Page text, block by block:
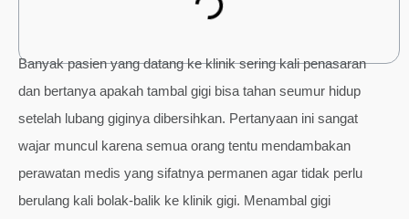
Banyak pasien yang datang ke klinik sering kali penasaran
dan bertanya apakah tambal gigi bisa tahan seumur hidup
setelah lubang giginya dibersihkan. Pertanyaan ini sangat
wajar muncul karena semua orang tentu mendambakan
perawatan medis yang sifatnya permanen agar tidak perlu
berulang kali bolak-balik ke klinik gigi. Menambal gigi